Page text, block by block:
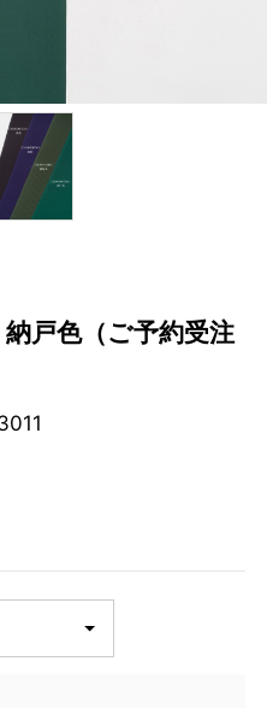
戸色（ご予約受注